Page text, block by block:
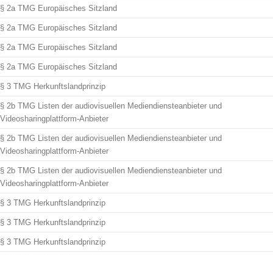
§ 2a TMG Europäisches Sitzland
§ 2a TMG Europäisches Sitzland
§ 2a TMG Europäisches Sitzland
§ 2a TMG Europäisches Sitzland
§ 3 TMG Herkunftslandprinzip
§ 2b TMG Listen der audiovisuellen Mediendiensteanbieter und
Videosharingplattform-Anbieter
§ 2b TMG Listen der audiovisuellen Mediendiensteanbieter und
Videosharingplattform-Anbieter
§ 2b TMG Listen der audiovisuellen Mediendiensteanbieter und
Videosharingplattform-Anbieter
§ 3 TMG Herkunftslandprinzip
§ 3 TMG Herkunftslandprinzip
§ 3 TMG Herkunftslandprinzip